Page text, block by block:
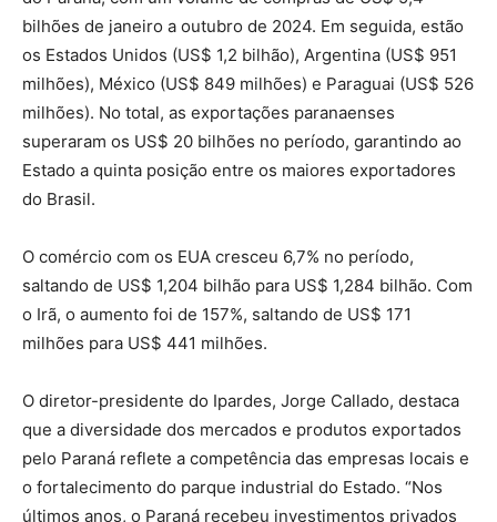
bilhões de janeiro a outubro de 2024. Em seguida, estão
os Estados Unidos (US$ 1,2 bilhão), Argentina (US$ 951
milhões), México (US$ 849 milhões) e Paraguai (US$ 526
milhões). No total, as exportações paranaenses
superaram os US$ 20 bilhões no período, garantindo ao
Estado a quinta posição entre os maiores exportadores
do Brasil.
O comércio com os EUA cresceu 6,7% no período,
saltando de US$ 1,204 bilhão para US$ 1,284 bilhão. Com
o Irã, o aumento foi de 157%, saltando de US$ 171
milhões para US$ 441 milhões.
O diretor-presidente do Ipardes, Jorge Callado, destaca
que a diversidade dos mercados e produtos exportados
pelo Paraná reflete a competência das empresas locais e
o fortalecimento do parque industrial do Estado. “Nos
últimos anos, o Paraná recebeu investimentos privados